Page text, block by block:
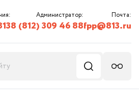
Администратор:
8 (812) 309 46 88
Почта:
fpp@813.ru